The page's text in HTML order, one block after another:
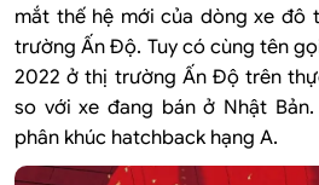
mắt thế hệ mới của dòng xe đô
trường Ấn Độ. Tuy có cùng tên
2022 ở thị trường Ấn Độ trên
so với xe đang bán ở Nhật
phân khúc hatchback hạng A.